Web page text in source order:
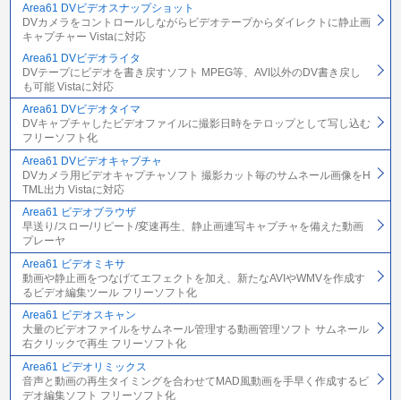
Area61 DVビデオスナップショット
DVカメラをコントロールしながらビデオテープからダイレクトに静止画
キャプチャー Vistaに対応
Area61 DVビデオライタ
DVテープにビデオを書き戻すソフト MPEG等、AVI以外のDV書き戻し
も可能 Vistaに対応
Area61 DVビデオタイマ
DVキャプチャしたビデオファイルに撮影日時をテロップとして写し込む
フリーソフト化
Area61 DVビデオキャプチャ
DVカメラ用ビデオキャプチャソフト 撮影カット毎のサムネール画像をH
TML出力 Vistaに対応
Area61 ビデオブラウザ
早送り/スロー/リピート/変速再生、静止画連写キャプチャを備えた動画
プレーヤ
Area61 ビデオミキサ
動画や静止画をつなげてエフェクトを加え、新たなAVIやWMVを作成す
るビデオ編集ツール フリーソフト化
Area61 ビデオスキャン
大量のビデオファイルをサムネール管理する動画管理ソフト サムネール
右クリックで再生 フリーソフト化
Area61 ビデオリミックス
音声と動画の再生タイミングを合わせてMAD風動画を手早く作成するビ
デオ編集ソフト フリーソフト化